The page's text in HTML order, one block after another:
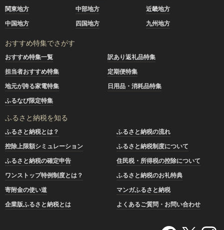
関東地方
中部地方
近畿地方
中国地方
四国地方 九州地方
おすすめ特集でさがす
おすすめ特集一覧
訳あり返礼品特集
担当者おすすめ特集
定期便特集
地元が誇る家電特集
日用品・消耗品特集
ふるなび限定特集
ふるさと納税を知る
ふるさと納税とは？
ふるさと納税の流れ
控除上限額シミュレーション
ふるさと納税制度について
ふるさと納税の確定申告
住民税・所得税の控除について
ワンストップ特例制度とは？
ふるさと納税のお礼特典
寄附金の使い道
マンガふるさと納税
企業版ふるさと納税とは
よくあるご質問・お問い合わせ